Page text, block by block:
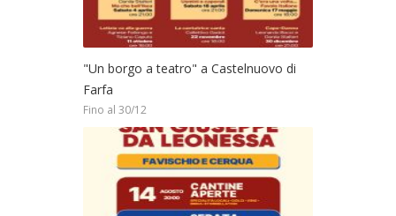
"Un borgo a teatro" a Castelnuovo di
Farfa
Fino al 30/12